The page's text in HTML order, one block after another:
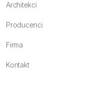
Architekci
Producenci
Firma
Kontakt